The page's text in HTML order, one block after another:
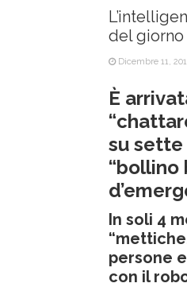
del
Dicembre 11,
È
su sette
“bollino
In soli 4
persone
con il